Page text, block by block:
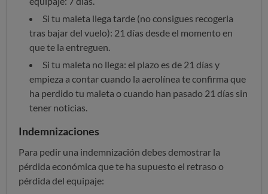
Si tu maleta llega tarde (no consigues recogerla
tras bajar del vuelo): 21 días desde el momento en
que te la entreguen.
Si tu maleta no llega: el plazo es de 21 días y
empieza a contar cuando la aerolínea te confirma que
ha perdido tu maleta o cuando han pasado 21 días sin
tener noticias.
Indemnizaciones
Para pedir una indemnización debes demostrar la
pérdida económica que te ha supuesto el retraso o
pérdida del equipaje: